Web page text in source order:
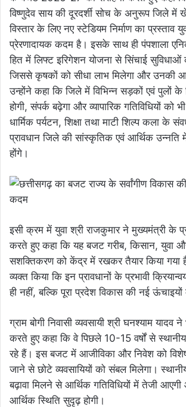
विष्णुदेव साय की दूरदर्शी सोच के अनुरूप जिले
विस्तार के लिए नए स्टेडियम निर्माण का प्रस्ताव
प्रेरणादायक कदम है। इसके साथ ही पंपशाला
हित में लिफ्ट इरिगेशन योजना से सिंचाई सुविधाओं
जिससे कृषकों को सीधा लाभ मिलेगा और उनकी आय
उन्होंने कहा कि जिले में विभिन्न सड़कों एवं पुलों के
होगी, संपर्क बढ़ेगा और व्यापारिक गतिविधियों को
धार्मिक पर्यटन, शिक्षा तथा माटी शिल्प कला के
प्रावधान जिले की सांस्कृतिक एवं आर्थिक उन्नति
होंगे।
इसी क्रम में युवा श्री राजकुमार ने मुख्यमंत्री के
करते हुए कहा कि यह बजट गरीब, किसान, युवा
सशक्तिकरण को केंद्र में रखकर तैयार किया गया
व्यक्त किया कि इन प्रावधानों के प्रभावी
ही नहीं, बल्कि पूरा प्रदेश विकास की नई ऊंचाइयों
ग्राम बोगी निवासी व्यवसायी श्री घनश्याम यादव
करते हुए कहा कि वे पिछले 10-15 वर्षों से स्थानीय
रहे हैं। इस बजट में आजीविका और निवेश को विशेष
जाने से छोटे व्यवसायियों को संबल मिलेगा।
बढ़ावा मिलने से आर्थिक गतिविधियों में तेजी
आर्थिक स्थिति सुदृढ़ होगी।